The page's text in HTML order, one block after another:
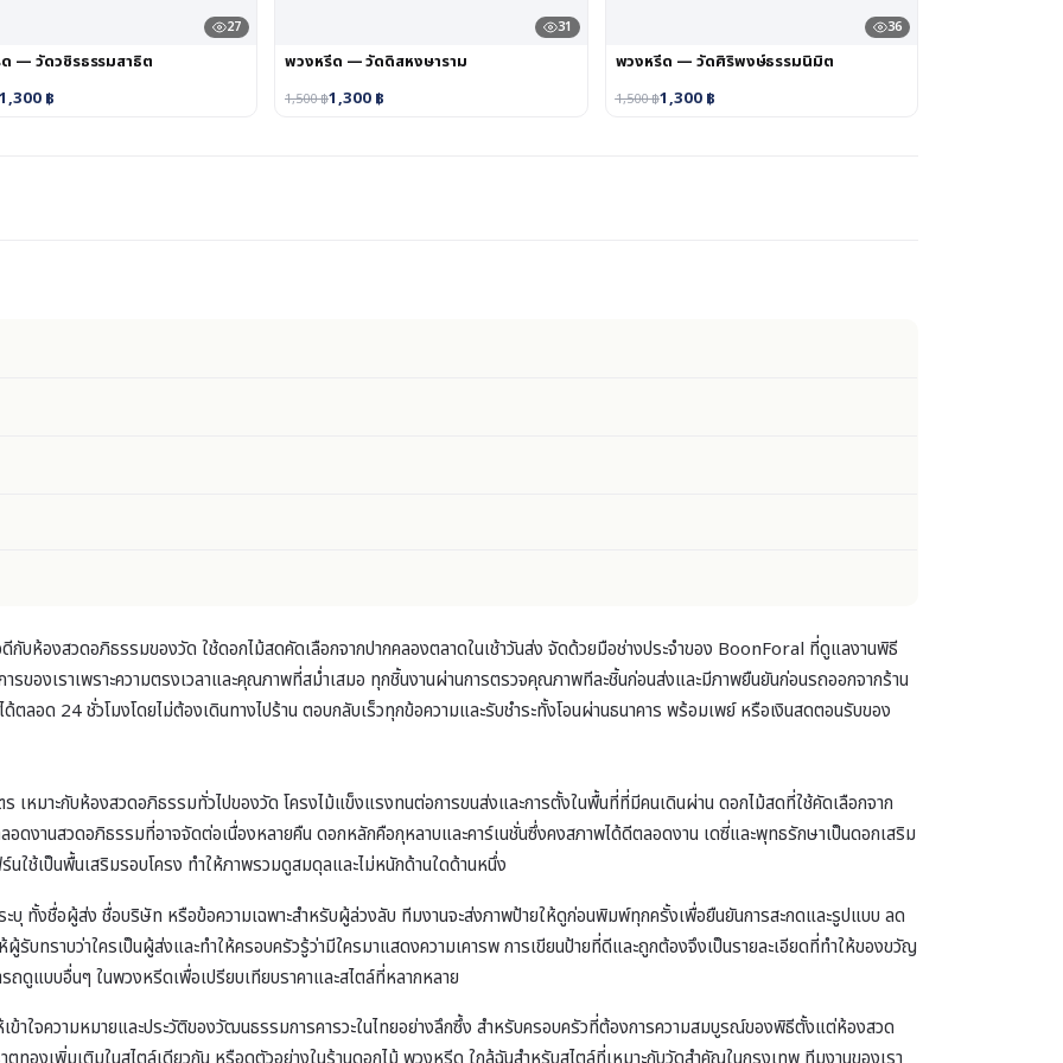
27
— วัดวชิรธรรมสาธิต
฿
31
พวงหรีด — วัดดิสหงษาราม
1,500฿1,300 ฿
36
พวงหรีด — วัดศิริพงษ์ธรรมนิมิต
1,500฿1,300 ฿
บห้องสวดอภิธรรมของวัด ใช้ดอกไม้สดคัดเลือกจากปากคลองตลาดในเช้าวันส่ง จัดด้วยมือช่างประจำของ BoonForal ที่ดูแลงานพิธี
รของเราเพราะความตรงเวลาและคุณภาพที่สม่ำเสมอ ทุกชิ้นงานผ่านการตรวจคุณภาพทีละชิ้นก่อนส่งและมีภาพยืนยันก่อนรถออกจากร้าน
ลอด 24 ชั่วโมงโดยไม่ต้องเดินทางไปร้าน ตอบกลับเร็วทุกข้อความและรับชำระทั้งโอนผ่านธนาคาร พร้อมเพย์ หรือเงินสดตอนรับของ
เหมาะกับห้องสวดอภิธรรมทั่วไปของวัด โครงไม้แข็งแรงทนต่อการขนส่งและการตั้งในพื้นที่ที่มีคนเดินผ่าน ดอกไม้สดที่ใช้คัดเลือกจาก
งานสวดอภิธรรมที่อาจจัดต่อเนื่องหลายคืน ดอกหลักคือกุหลาบและคาร์เนชั่นซึ่งคงสภาพได้ดีตลอดงาน เดซี่และพุทธรักษาเป็นดอกเสริม
ใช้เป็นพื้นเสริมรอบโครง ทำให้ภาพรวมดูสมดุลและไม่หนักด้านใดด้านหนึ่ง
บุ ทั้งชื่อผู้ส่ง ชื่อบริษัท หรือข้อความเฉพาะสำหรับผู้ล่วงลับ ทีมงานจะส่งภาพป้ายให้ดูก่อนพิมพ์ทุกครั้งเพื่อยืนยันการสะกดและรูปแบบ ลด
บทราบว่าใครเป็นผู้ส่งและทำให้ครอบครัวรู้ว่ามีใครมาแสดงความเคารพ การเขียนป้ายที่ดีและถูกต้องจึงเป็นรายละเอียดที่ทำให้ของขวัญ
ถดูแบบอื่นๆ ในพวงหรีดเพื่อเปรียบเทียบราคาและสไตล์ที่หลากหลาย
เข้าใจความหมายและประวัติของวัฒนธรรมการคารวะในไทยอย่างลึกซึ้ง สำหรับครอบครัวที่ต้องการความสมบูรณ์ของพิธีตั้งแต่ห้องสวด